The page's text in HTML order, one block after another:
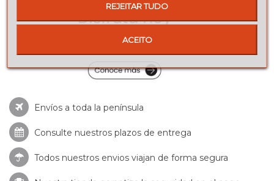
Envíos a toda la península
Consulte nuestros plazos de entrega
Todos nuestros envios viajan de forma segura
REJEITAR TUDO
ACEITO